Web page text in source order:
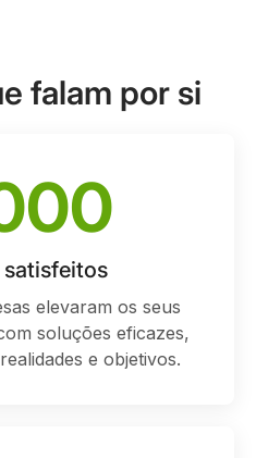
falam por si
elevaram os seus
soluções eficazes,
e objetivos.